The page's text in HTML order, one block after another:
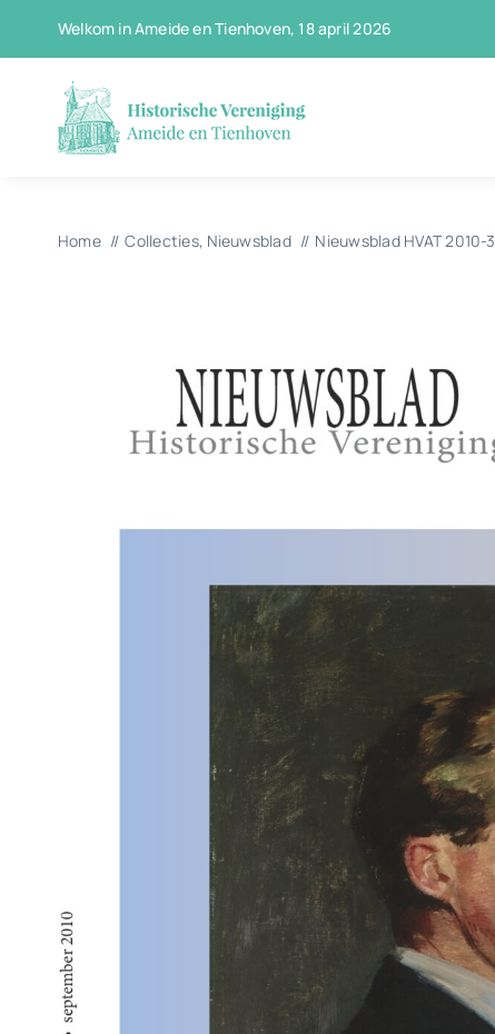
Welkom in Ameide en Tienhoven, 18 april 2026
Home Collecties Nieuwsblad Nieuwsblad HVAT 2010-3